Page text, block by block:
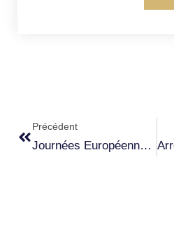
Précédent
Journées Européennes Du Patrimoine 2024 – Grand Site De France